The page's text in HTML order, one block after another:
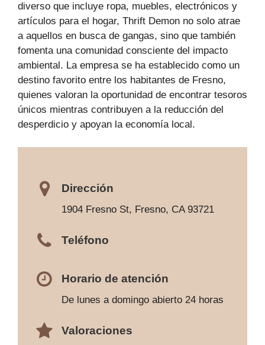
diverso que incluye ropa, muebles, electrónicos y
artículos para el hogar, Thrift Demon no solo atrae
a aquellos en busca de gangas, sino que también
fomenta una comunidad consciente del impacto
ambiental. La empresa se ha establecido como un
destino favorito entre los habitantes de Fresno,
quienes valoran la oportunidad de encontrar tesoros
únicos mientras contribuyen a la reducción del
desperdicio y apoyan la economía local.
Dirección
1904 Fresno St, Fresno, CA 93721
Teléfono
Horario de atención
De lunes a domingo abierto 24 horas
Valoraciones